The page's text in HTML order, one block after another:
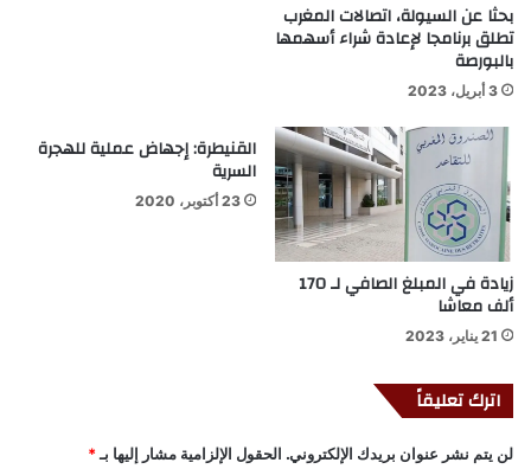
بحثا عن السيولة، اتصالات المغرب
تطلق برنامجا لإعادة شراء أسهمها
بالبورصة
3 أبريل، 2023
زيادة في المبلغ الصافي لـ 170
ألف معاشا
21 يناير، 2023
القنيطرة: إجهاض عملية للهجرة
السرية
23 أكتوبر، 2020
اترك تعليقاً
لن يتم نشر عنوان بريدك الإلكتروني. الحقول الإلزامية مشار إليها بـ *